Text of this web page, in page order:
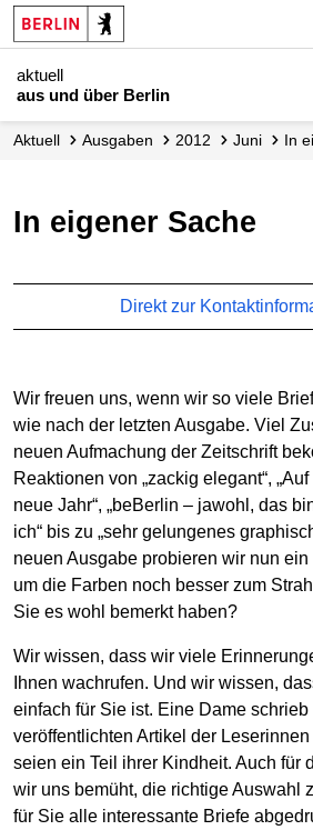
aktuell
aus und über Berlin
aktuell Ausgaben 2012 Juni In
In eigener Sache
Direkt zur
Wir freuen uns, wenn wir so viele
wie nach der letzten Ausgabe. Viel
neuen Aufmachung der Zeitschrift
Reaktionen von „zackig elegant“,
neue Jahr“, „beBerlin – jawohl, das
ich“ bis zu „sehr gelungenes
neuen Ausgabe probieren wir nun
um die Farben noch besser zum
Sie es wohl bemerkt haben?
Wir wissen, dass wir viele
Ihnen wachrufen. Und wir wissen,
einfach für Sie ist. Eine Dame schrieb
veröffentlichten Artikel der
seien ein Teil ihrer Kindheit. Auch für
wir uns bemüht, die richtige Auswahl
für Sie alle interessante Briefe